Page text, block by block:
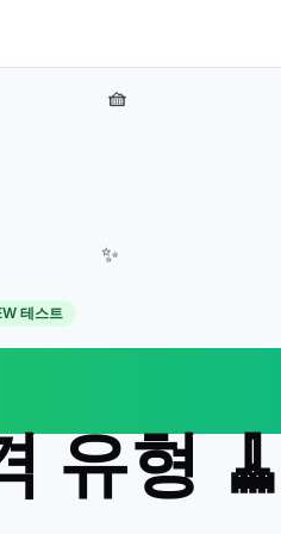
🧺
✨
테스트
유형